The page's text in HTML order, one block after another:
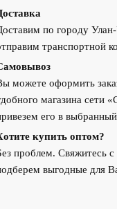
по городу
транспортной
можете оформить
магазина сети
его в
купить оптом?
проблем. Свяжитесь
выгодные для